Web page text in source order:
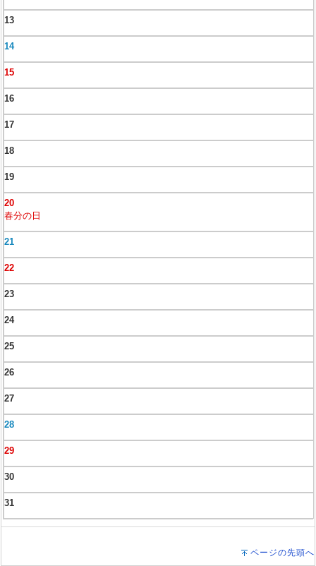
13
14
15
16
17
18
19
20
春分の日
21
22
23
24
25
26
27
28
29
30
31
ページの先頭へ